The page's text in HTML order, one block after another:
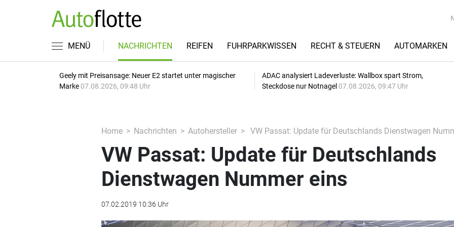
MENÜ NACHRICHTEN REIFEN FUHRPARKWISSEN RECHT & STEUERN AUTOMARKEN
Geely mit Preisansage: Neuer E2 startet unter magischer
Marke 07.08.2026, 09:48 Uhr
ADAC analysiert Ladeverluste: Wallbox spart Strom,
Steckdose nur Notnagel 07.08.2026, 09:47 Uhr
Home Nachrichten Autohersteller VW Passat: Update für Deutschlands Dienstwagen
VW Passat: Update für Deutschlands
Dienstwagen Nummer eins
07.02.2019 10:36 Uhr